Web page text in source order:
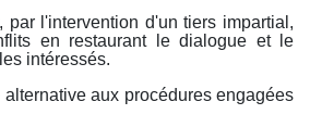
par l'intervention d'un tiers impartial,
en restaurant le dialogue et le
intéressés.
alternative aux procédures engagées